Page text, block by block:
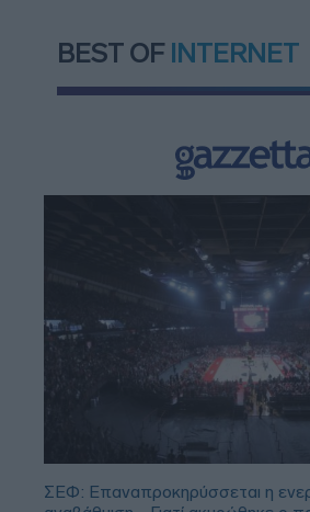
BEST OF INTERNET
ΣΕΦ: Επαναπροκηρύσσεται η